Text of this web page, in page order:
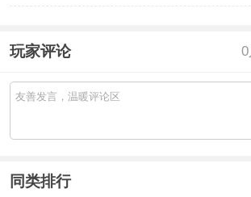
玩家评论 0
同类排行